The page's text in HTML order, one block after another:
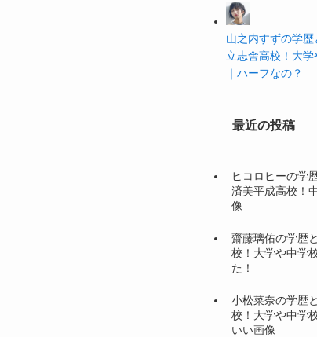
山之内すずの学歴
立志舎高校！大
｜ハーフなの？
最近の投稿
ヒコロヒーの学
済美平成高校！
像
齋藤璃佑の学歴
校！大学や中学
た！
小松菜奈の学歴
校！大学や中学
いい画像